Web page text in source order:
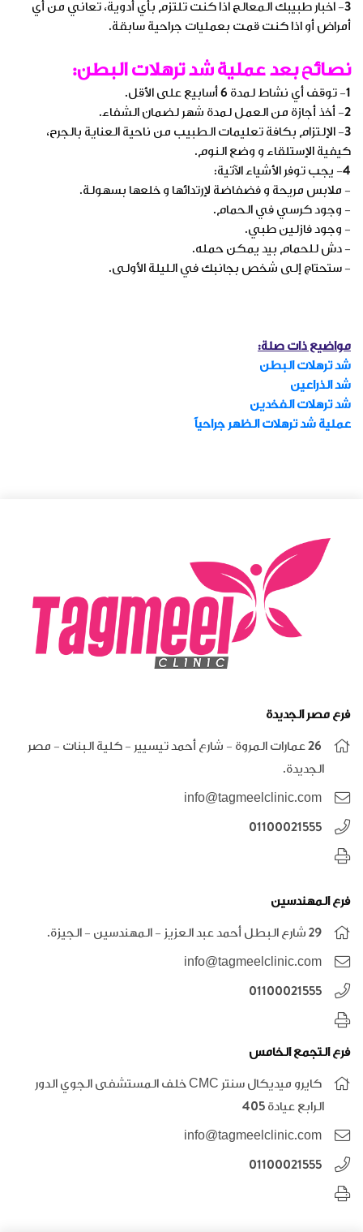
3- اخبار طبيبك المعالج اذا كنت تلتزم بأي أدوية، تعاني من أي
أمراض أو اذا كنت قمت بعمليات جراحية سابقة.
نصائح بعد عملية شد ترهلات البطن:
1- توقف أي نشاط لمدة 6 أسابيع على الأقل.
2- أخذ أجازة من العمل لمدة شهر لضمان الشفاء.
3- الإلتزام بكافة تعليمات الطبيب من ناحية العناية بالجرح،
كيفية الإستلقاء و وضع النوم.
4- يجب توفر الأشياء الآتية:
- ملابس مريحة و فضفاضة لإرتدائها و خلعها بسهولة.
- وجود كرسي في الحمام.
- وجود فازلين طبي.
- دش للحمام بيد يمكن حمله.
- ستحتاج إلى شخص بجانبك في الليلة الأولى.
مواضيع ذات صلة:
شد ترهلات البطن
شد الذراعين
شد ترهلات الفخدين
عملية شد ترهلات الظهر جراحياً
فرع مصر الجديدة
26 عمارات المروة - شارع أحمد تيسيير - كلية البنات - مصر
الجديدة.
info@tagmeelclinic.com
01100021555
فرع المهندسين
٢٩ شارع البطل أحمد عبد العزيز - المهندسين - الجيزة.
info@tagmeelclinic.com
01100021555
فرع التجمع الخامس
كايرو ميديكال سنتر CMC خلف المستشفى الجوي الدور
الرابع عيادة 405
info@tagmeelclinic.com
01100021555